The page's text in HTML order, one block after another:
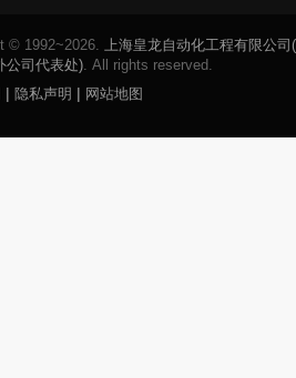
© 1992~2026.
上海皇龙自动化工程有限公司
公司代表处) . All rights reserved.
| 隐私声明 | 网站地图